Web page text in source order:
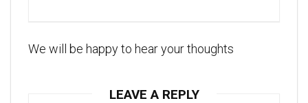
We will be happy to hear your thoughts
LEAVE A REPLY